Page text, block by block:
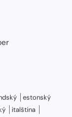
estonský
italština